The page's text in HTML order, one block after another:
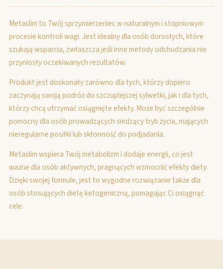
Metaslim to Twój sprzymierzeniec w naturalnym i stopniowym
procesie kontroli wagi. Jest idealny dla osób dorosłych, które
szukają wsparcia, zwłaszcza jeśli inne metody odchudzania nie
przyniosły oczekiwanych rezultatów.
Produkt jest doskonały zarówno dla tych, którzy dopiero
zaczynają swoją podróż do szczuplejszej sylwetki, jak i dla tych,
którzy chcą utrzymać osiągnięte efekty. Może być szczególnie
pomocny dla osób prowadzących siedzący tryb życia, mających
nieregularne posiłki lub skłonność do podjadania.
Metaslim wspiera Twój metabolizm i dodaje energii, co jest
ważne dla osób aktywnych, pragnących wzmocnić efekty diety.
Dzięki swojej formule, jest to wygodne rozwiązanie także dla
osób stosujących dietę ketogeniczną, pomagając Ci osiągnąć
cele.